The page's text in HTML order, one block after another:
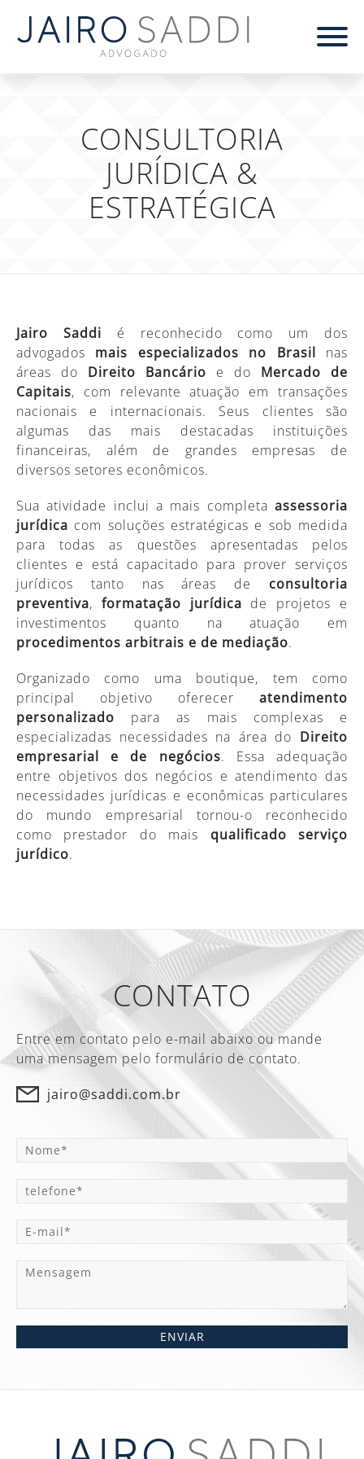
CONSULTORIA
JURÍDICA &
ESTRATÉGICA
Jairo Saddi é reconhecido como um dos
advogados mais especializados no Brasil nas
áreas do Direito Bancário e do Mercado de
Capitais, com relevante atuação em transações
nacionais e internacionais. Seus clientes são
algumas das mais destacadas instituições
financeiras, além de grandes empresas de
diversos setores econômicos.
Sua atividade inclui a mais completa assessoria
jurídica com soluções estratégicas e sob medida
para todas as questões apresentadas pelos
clientes e está capacitado para prover serviços
jurídicos tanto nas áreas de consultoria
preventiva, formatação jurídica de projetos e
investimentos quanto na atuação em
procedimentos arbitrais e de mediação.
Organizado como uma boutique, tem como
principal objetivo oferecer atendimento
personalizado para as mais complexas e
especializadas necessidades na área do Direito
empresarial e de negócios. Essa adequação
entre objetivos dos negócios e atendimento das
necessidades jurídicas e econômicas particulares
do mundo empresarial tornou-o reconhecido
como prestador do mais qualificado serviço
jurídico.
CONTATO
Entre em contato pelo e-mail abaixo ou mande
uma mensagem pelo formulário de contato.
jairo@saddi.com.br